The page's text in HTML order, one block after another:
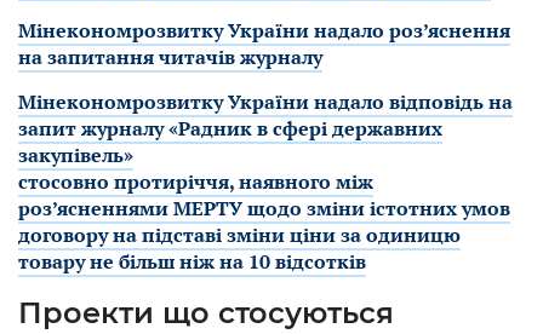
Мінекономрозвитку України надало роз’яснення
на запитання читачів журналу
Мінекономрозвитку України надало відповідь на
запит журналу «Радник в сфері державних
закупівель»
стосовно протиріччя, наявного між
роз’ясненнями МЕРТУ щодо зміни істотних умов
договору на підставі зміни ціни за одиницю
товару не більш ніж на 10 відсотків
Проекти що стосуються